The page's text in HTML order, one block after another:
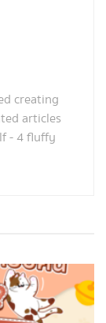
creating
articles
- 4 fluffy